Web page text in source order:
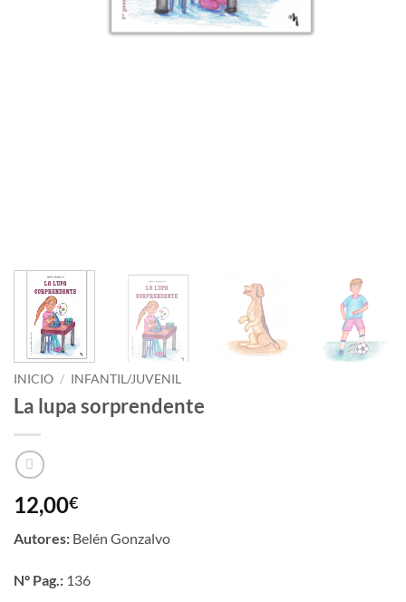
INICIO / INFANTIL/JUVENIL
La lupa sorprendente
12,00€
Autores: Belén Gonzalvo
Nº Pag.: 136